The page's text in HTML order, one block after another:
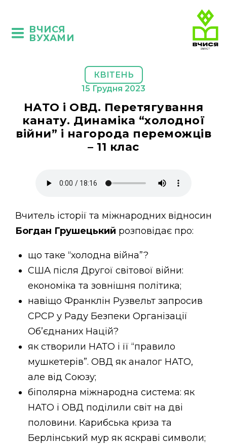
ВЧИСЯ
ВУХАМИ
КВІТЕНЬ
15 Грудня 2023
НАТО і ОВД. Перетягування
канату. Динаміка “холодної
війни” і нагорода переможців
– 11 клас
Вчитель історії та міжнародних відносин
Богдан Грушецький розповідає про:
що таке “холодна війна”?
США після Другої світової війни:
економіка та зовнішня політика;
навіщо Франклін Рузвельт запросив
СРСР у Раду Безпеки Організації
Об’єднаних Націй?
як створили НАТО і її “правило
мушкетерів”. ОВД як аналог НАТО,
але від Союзу;
біполярна міжнародна система: як
НАТО і ОВД поділили світ на дві
половини. Карибська криза та
Берлінський мур як яскраві символи;